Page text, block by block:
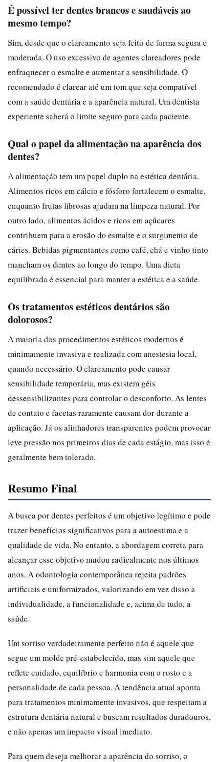
É possível ter dentes brancos e saudáveis ao
mesmo tempo?
Sim, desde que o clareamento seja feito de forma segura e
moderada. O uso excessivo de agentes clareadores pode
enfraquecer o esmalte e aumentar a sensibilidade. O
recomendado é clarear até um tom que seja compatível
com a saúde dentária e a aparência natural. Um dentista
experiente saberá o limite seguro para cada paciente.
Qual o papel da alimentação na aparência dos
dentes?
A alimentação tem um papel duplo na estética dentária.
Alimentos ricos em cálcio e fósforo fortalecem o esmalte,
enquanto frutas fibrosas ajudam na limpeza natural. Por
outro lado, alimentos ácidos e ricos em açúcares
contribuem para a erosão do esmalte e o surgimento de
cáries. Bebidas pigmentantes como café, chá e vinho tinto
mancham os dentes ao longo do tempo. Uma dieta
equilibrada é essencial para manter a estética e a saúde.
Os tratamentos estéticos dentários são
dolorosos?
A maioria dos procedimentos estéticos modernos é
minimamente invasiva e realizada com anestesia local,
quando necessário. O clareamento pode causar
sensibilidade temporária, mas existem géis
dessensibilizantes para controlar o desconforto. As lentes
de contato e facetas raramente causam dor durante a
aplicação. Já os alinhadores transparentes podem provocar
leve pressão nos primeiros dias de cada estágio, mas isso é
geralmente bem tolerado.
Resumo Final
A busca por dentes perfeitos é um objetivo legítimo e pode
trazer benefícios significativos para a autoestima e a
qualidade de vida. No entanto, a abordagem correta para
alcançar esse objetivo mudou radicalmente nos últimos
anos. A odontologia contemporânea rejeita padrões
artificiais e uniformizados, valorizando em vez disso a
individualidade, a funcionalidade e, acima de tudo, a
saúde.
Um sorriso verdadeiramente perfeito não é aquele que
segue um molde pré-estabelecido, mas sim aquele que
reflete cuidado, equilíbrio e harmonia com o rosto e a
personalidade de cada pessoa. A tendência atual aponta
para tratamentos minimamente invasivos, que respeitam a
estrutura dentária natural e buscam resultados duradouros,
e não apenas um impacto visual imediato.
Para quem deseja melhorar a aparência do sorriso, o